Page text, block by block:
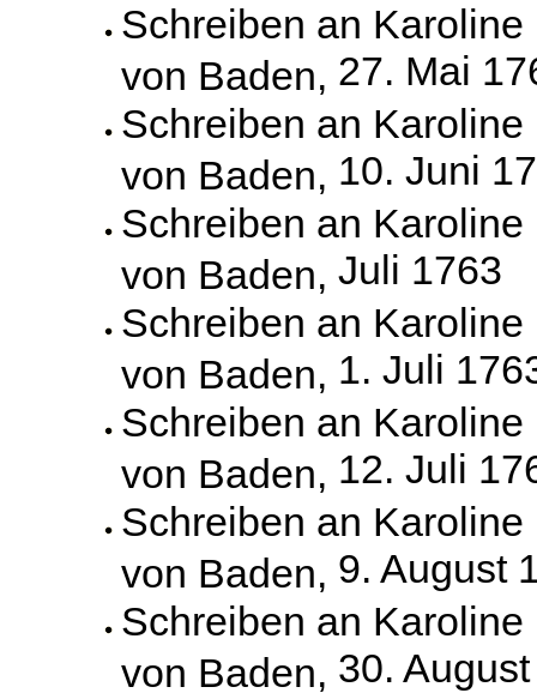
Schreiben an Karoline
von Baden, 27. Mai
Schreiben an Karoline
von Baden, 10. Juni
Schreiben an Karoline
von Baden, Juli 1763
Schreiben an Karoline
von Baden, 1. Juli
Schreiben an Karoline
von Baden, 12. Juli
Schreiben an Karoline
von Baden, 9. August
Schreiben an Karoline
von Baden, 30.